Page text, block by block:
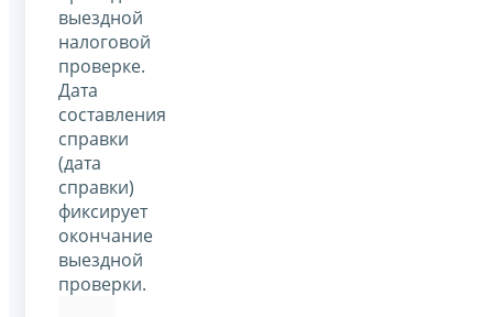
выездной
налоговой
проверке.
Дата
составления
справки
(дата
справки)
фиксирует
окончание
выездной
проверки.